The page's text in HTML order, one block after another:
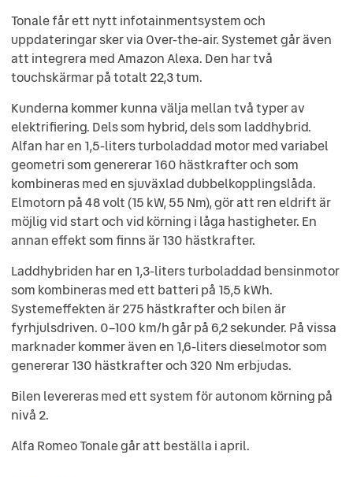
Tonale får ett nytt infotainmentsystem och
uppdateringar sker via Over-the-air. Systemet går även
att integrera med Amazon Alexa. Den har två
touchskärmar på totalt 22,3 tum.
Kunderna kommer kunna välja mellan två typer av
elektrifiering. Dels som hybrid, dels som laddhybrid.
Alfan har en 1,5-liters turboladdad motor med variabel
geometri som genererar 160 hästkrafter och som
kombineras med en sjuväxlad dubbelkopplingslåda.
Elmotorn på 48 volt (15 kW, 55 Nm), gör att ren eldrift är
möjlig vid start och vid körning i låga hastigheter. En
annan effekt som finns är 130 hästkrafter.
Laddhybriden har en 1,3-liters turboladdad bensinmotor
som kombineras med ett batteri på 15,5 kWh.
Systemeffekten är 275 hästkrafter och bilen är
fyrhjulsdriven. 0–100 km/h går på 6,2 sekunder. På vissa
marknader kommer även en 1,6-liters dieselmotor som
genererar 130 hästkrafter och 320 Nm erbjudas.
Bilen levereras med ett system för autonom körning på
nivå 2.
Alfa Romeo Tonale går att beställa i april.